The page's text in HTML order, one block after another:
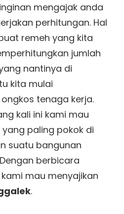
mengajak anda
perhitungan. Hal
remeh yang kita
jumlah
nantinya di
kita mulai
tenaga kerja.
kali ini kami mau
paling pokok di
suatu bangunan
berbicara
mau menyajikan
.